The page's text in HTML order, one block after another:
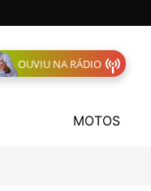
OUVIU NA RÁDIO
MOTOS